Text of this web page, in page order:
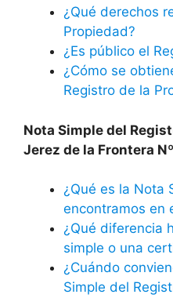
¿Qué derechos
Propiedad?
¿Es público el
¿Cómo se
Registro de la
Nota Simple del
Jerez de la Frontera
¿Qué es la Nota
encontramos en
¿Qué diferencia
simple o una
¿Cuándo
Simple del